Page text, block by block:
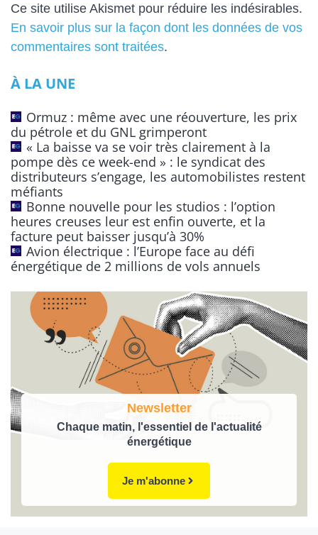
A
l
t
r
a
t
i
v
e
:
Ce site utilise Akismet pour réduire les indésirables.
En savoir plus sur la façon dont les données de vos
commentaires sont traitées.
À LA UNE
Ormuz : même avec une réouverture, les prix
du pétrole et du GNL grimperont
« La baisse va se voir très clairement à la
pompe dès ce week-end » : le syndicat des
distributeurs s’engage, les automobilistes restent
méfiants
Bonne nouvelle pour les studios : l’option
heures creuses leur est enfin ouverte, et la
facture peut baisser jusqu’à 30%
Avion électrique : l’Europe face au défi
énergétique de 2 millions de vols annuels
Newsletter
Chaque matin, l'essentiel de l'actualité
énergétique
Je m'abonne